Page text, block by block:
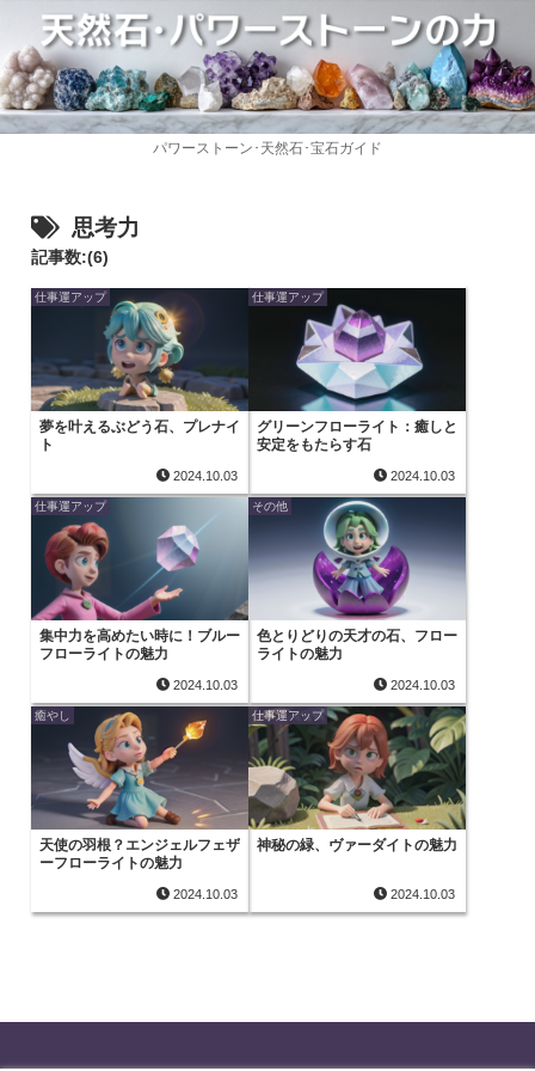
パワーストーン･天然石･宝石ガイド
思考力
記事数:(6)
仕事運アップ
夢を叶えるぶどう石、プレナイ
ト
2024.10.03
仕事運アップ
グリーンフローライト：癒しと
安定をもたらす石
2024.10.03
仕事運アップ
集中力を高めたい時に！ブルー
フローライトの魅力
2024.10.03
その他
色とりどりの天才の石、フロー
ライトの魅力
2024.10.03
癒やし
天使の羽根？エンジェルフェザ
ーフローライトの魅力
2024.10.03
仕事運アップ
神秘の緑、ヴァーダイトの魅力
2024.10.03